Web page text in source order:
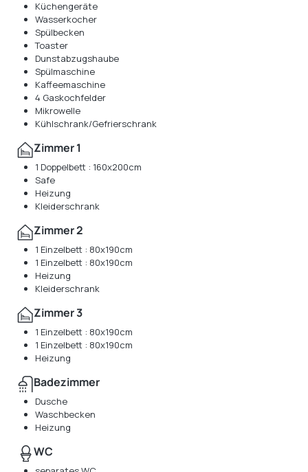
Küchengeräte
Wasserkocher
Spülbecken
Toaster
Dunstabzugshaube
Spülmaschine
Kaffeemaschine
4 Gaskochfelder
Mikrowelle
Kühlschrank/Gefrierschrank
Zimmer 1
1 Doppelbett : 160x200cm
Safe
Heizung
Kleiderschrank
Zimmer 2
1 Einzelbett : 80x190cm
1 Einzelbett : 80x190cm
Heizung
Kleiderschrank
Zimmer 3
1 Einzelbett : 80x190cm
1 Einzelbett : 80x190cm
Heizung
Badezimmer
Dusche
Waschbecken
Heizung
WC